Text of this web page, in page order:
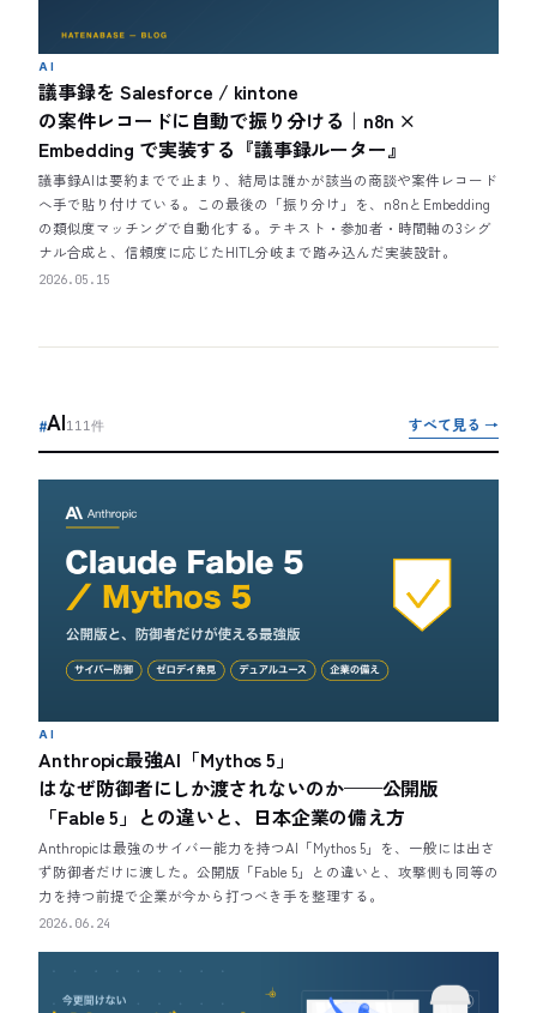
AI
議事録を Salesforce / kintone
の案件レコードに自動で振り分ける｜n8n ×
Embedding で実装する『議事録ルーター』
議事録AIは要約までで止まり、結局は誰かが該当の商談や案件レコード
へ手で貼り付けている。この最後の「振り分け」を、n8nとEmbedding
の類似度マッチングで自動化する。テキスト・参加者・時間軸の3シグ
ナル合成と、信頼度に応じたHITL分岐まで踏み込んだ実装設計。
2026.05.15
#AI111件 すべて見る →
AI
Anthropic最強AI「Mythos 5」
はなぜ防御者にしか渡されないのか——公開版
「Fable 5」との違いと、日本企業の備え方
Anthropicは最強のサイバー能力を持つAI「Mythos 5」を、一般には出さ
ず防御者だけに渡した。公開版「Fable 5」との違いと、攻撃側も同等の
力を持つ前提で企業が今から打つべき手を整理する。
2026.06.24